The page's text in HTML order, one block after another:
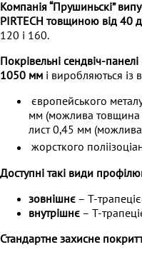
Компанія “Прушиньскі”
PIRTECH товщиною від 40
120 і 160.
Покрівельні сендвіч-
1050 мм і виробляються із
європейського
мм (можлива товщина
лист 0,45 мм
жорсткого
Доступні такі види
зовнішнє – Т-
внутрішнє – Т-
Стандартне захисне